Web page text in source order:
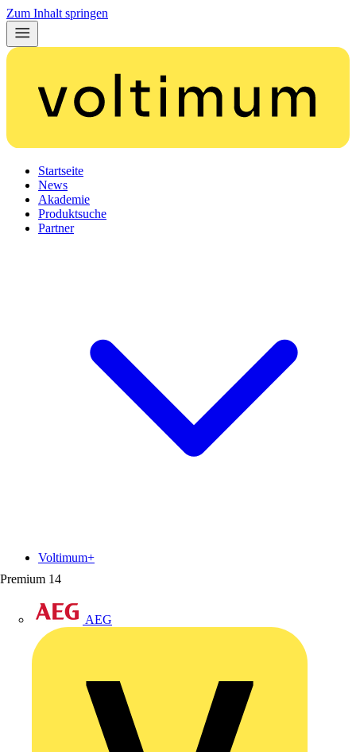
Zum Inhalt springen
Startseite
News
Akademie
Produktsuche
Partner
Premium 14
AEG
Voltimum+